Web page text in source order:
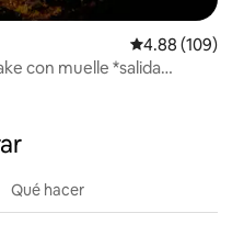
Calificación
4.88 (109)
con muelle *salida
Qué hacer